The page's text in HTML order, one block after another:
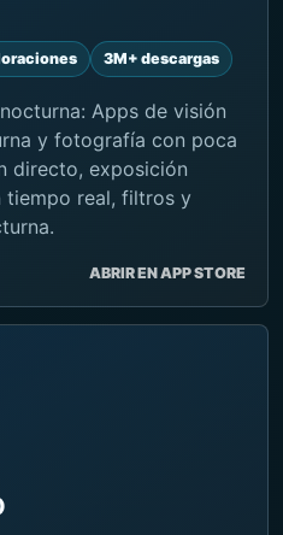
3M+ descargas
Apps de visión
y fotografía con poca
directo, exposición
tiempo real, filtros y
ABRIR EN APP STORE